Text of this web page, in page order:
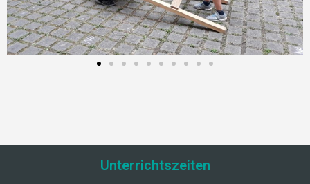
Unterrichtszeiten